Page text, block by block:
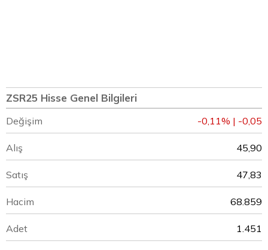
ZSR25 Hisse Genel Bilgileri
Değişim -0,11% | -0,05
Alış 45,90
Satış 47,83
Hacim 68.859
Adet 1.451